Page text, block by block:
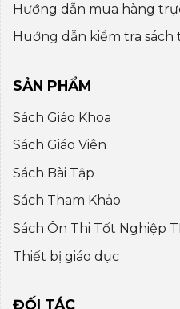
Hướng dẫn mua hàng
Huớng dẫn kiểm tra sách
SẢN PHẨM
Sách Giáo Khoa
Sách Giáo Viên
Sách Bài Tập
Sách Tham Khảo
Sách Ôn Thi Tốt Nghiệp
Thiết bị giáo dục
ĐỐI TÁC